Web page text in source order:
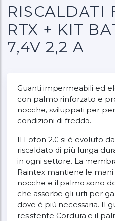
RISCALDATI
RTX + KIT
7,4V 2,2 A
Guanti impermeabili ed
con palmo rinforzato e
nocche, sviluppati per
condizioni di freddo.
Il Foton 2.0 si è evoluto
riscaldato di più lunga
in ogni settore. La
Raintex mantiene le
nocche e il palmo sono
che assorbe gli urti per
dove è più necessaria. Il
resistente Cordura e il